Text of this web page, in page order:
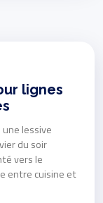
lignes
lessive
du soir
vers le
entre cuisine et